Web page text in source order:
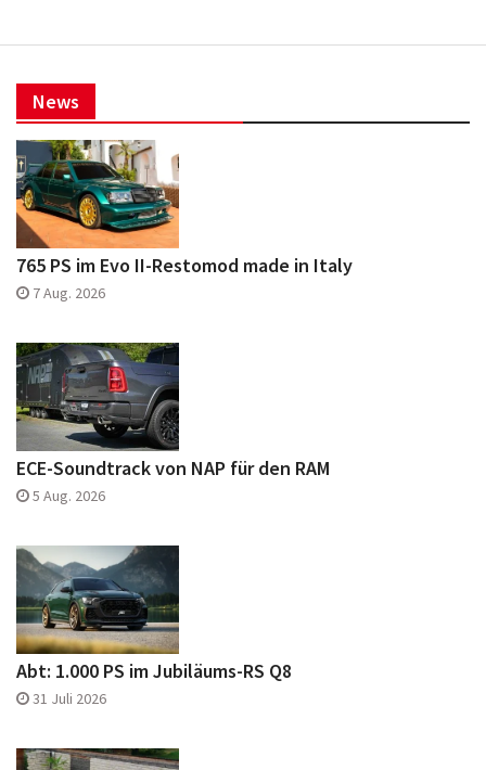
News
765 PS im Evo II-Restomod made in Italy
7 Aug. 2026
ECE-Soundtrack von NAP für den RAM
5 Aug. 2026
Abt: 1.000 PS im Jubiläums-RS Q8
31 Juli 2026